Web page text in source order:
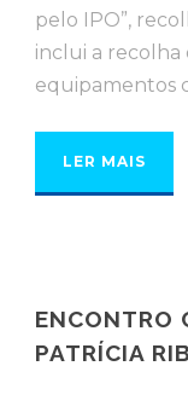
pelo IPO”,
inclui a recolha
equipamentos
LER MAIS
ENCONTRO
PATRÍCIA